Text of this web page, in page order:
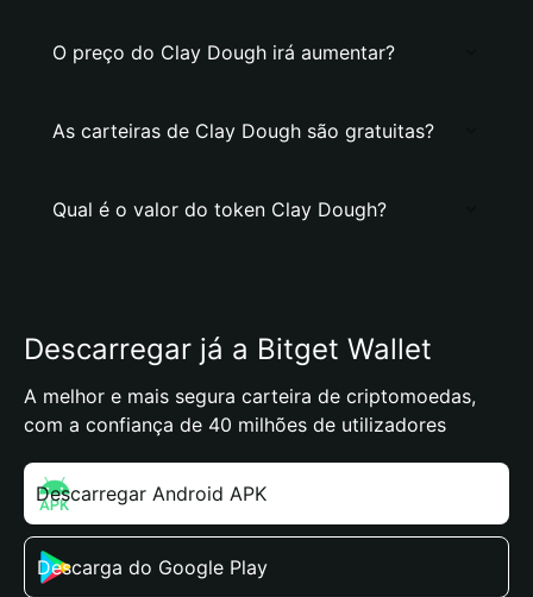
O preço do Clay Dough irá aumentar?
As carteiras de Clay Dough são gratuitas?
Qual é o valor do token Clay Dough?
Descarregar já a Bitget Wallet
A melhor e mais segura carteira de criptomoedas,
com a confiança de 40 milhões de utilizadores
Descarregar Android APK
Descarga do Google Play